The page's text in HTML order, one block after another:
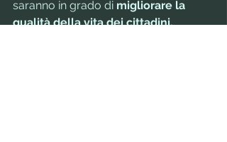
saranno in grado di migliorare la
qualità della vita dei cittadini,